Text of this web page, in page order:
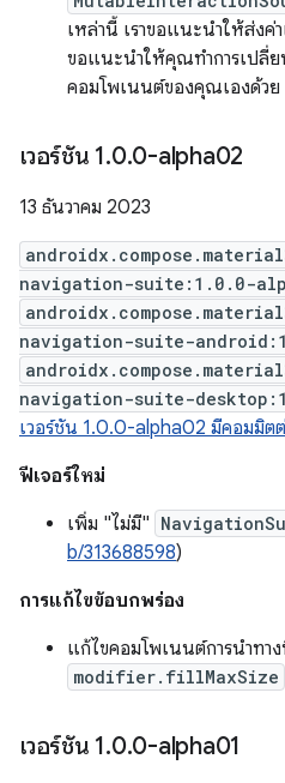
เหล่านี้ เราขอแนะนำให้ส่งค่
ขอแนะนำให้คุณทำการเปลี่
คอมโพเนนต์ของคุณเองด้วย
เวอร์ชัน 1.0.0-alpha02
13 ธันวาคม 2023
navigation-suite:1.0.0-
navigation-suite-
navigation-suite-
เวอร์ชัน 1.0.0-alpha02 มีคอมมิต
ฟีเจอร์ใหม่
เพิ่ม "ไม่มี"
b/313688598)
การแก้ไขข้อบกพร่อง
แก้ไขคอมโพเนนต์การนำทา
modifier.fillMaxSize
เวอร์ชัน 1.0.0-alpha01